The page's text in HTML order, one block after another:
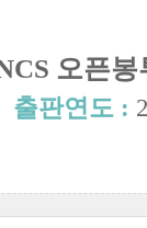
오픈
출판연도 :